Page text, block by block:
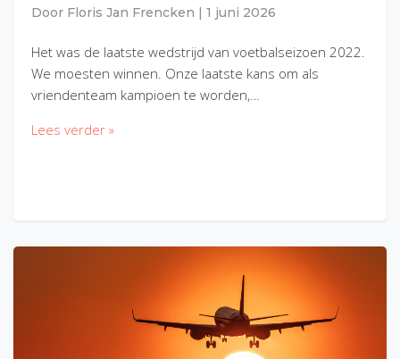
Door Floris Jan Frencken 1 juni 2026
Het was de laatste wedstrijd van voetbalseizoen 2022.
We moesten winnen. Onze laatste kans om als
vriendenteam kampioen te worden,…
Lees verder »